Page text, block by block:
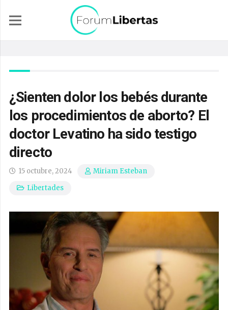
¿Sienten dolor los bebés durante
los procedimientos de aborto? El
doctor Levatino ha sido testigo
directo
15 octubre, 2024
Miriam Esteban
Libertades